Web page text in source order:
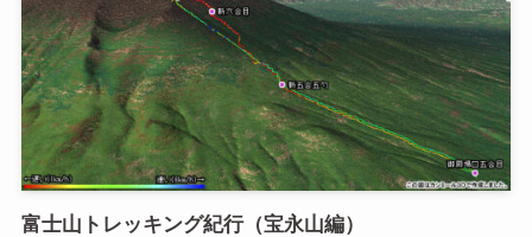
富士山トレッキング紀行（宝永山編）